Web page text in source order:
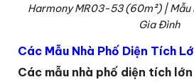
Harmony MR03-53 (60m²) | Mẫu
Gia Đình
Các Mẫu Nhà Phố Diện Tích
Các mẫu nhà phố diện tích